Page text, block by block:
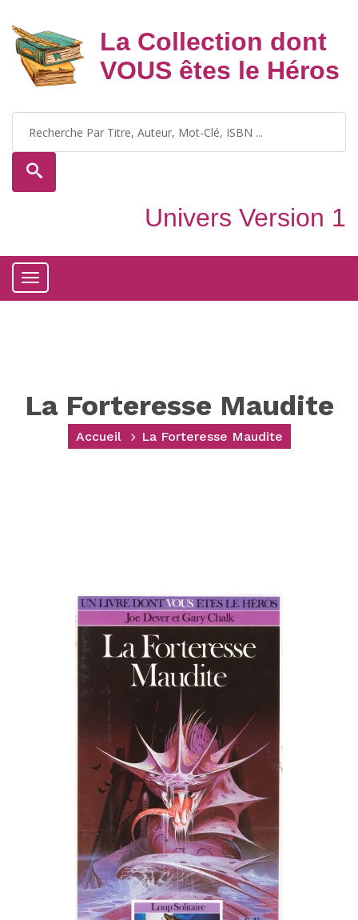
La Collection dont
VOUS êtes le Héros
Univers Version 1
Toggle
La Forteresse Maudite
Accueil La Forteresse Maudite